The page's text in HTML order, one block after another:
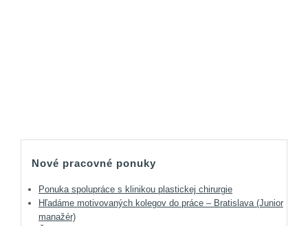
Nové pracovné ponuky
Ponuka spolupráce s klinikou plastickej chirurgie
Hľadáme motivovaných kolegov do práce – Bratislava (Junior
manažér)